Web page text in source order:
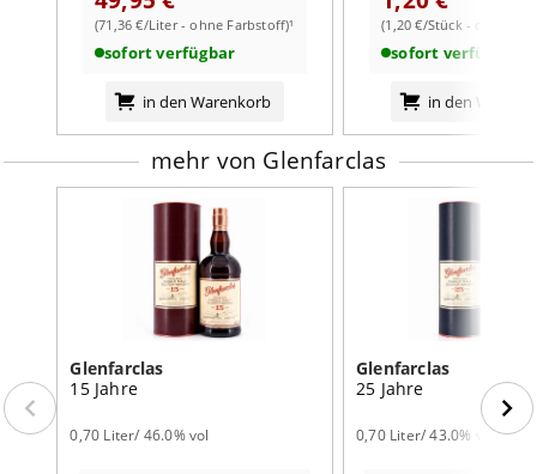
weiterlesen auf der Markenseite von Glenfarclas
(71,36 €/Liter - ohne Farbstoff)¹
sofort verfügbar
in den Warenkorb
(1,20 €/Stück - ohne
sofort verfügbar
in den
mehr von Glenfarclas
Glenfarclas
15 Jahre
0,70 Liter/ 46.0% vol
Glenfarclas
25 Jahre
0,70 Liter/ 43.0% vol